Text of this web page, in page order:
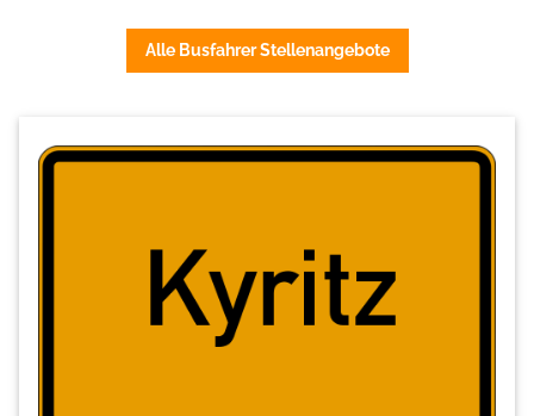
Alle Busfahrer Stellenangebote